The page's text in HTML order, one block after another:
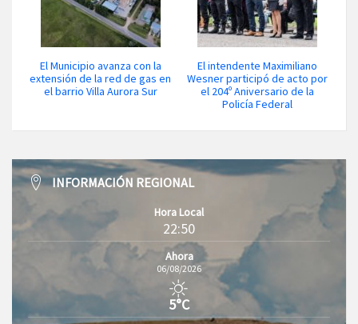
El Municipio avanza con la
extensión de la red de gas en
el barrio Villa Aurora Sur
El intendente Maximiliano
Wesner participó de acto por
el 204º Aniversario de la
Policía Federal
INFORMACIÓN REGIONAL
Hora Local
22:50
Ahora
06/08/2026
5°C